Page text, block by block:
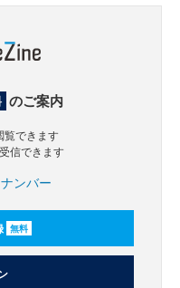
のご案内
覧できます
信できます
ンバー
無料